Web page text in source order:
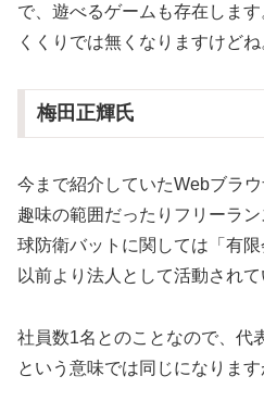
で、遊べるゲームも存在しま
くくりでは無くなりますけど
梅田正輝氏
今まで紹介していたWebブラ
趣味の範囲だったりフリーラ
球防衛バットに関しては「有
以前より法人として活動されて
社員数1名とのことなので、代
という意味では同じになります